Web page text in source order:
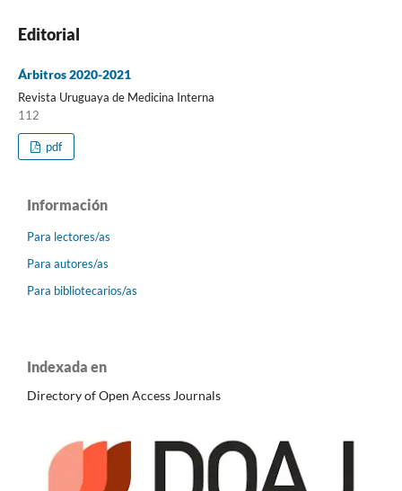
Editorial
Árbitros 2020-2021
Revista Uruguaya de Medicina Interna
112
pdf
Información
Para lectores/as
Para autores/as
Para bibliotecarios/as
Indexada en
Directory of Open Access Journals